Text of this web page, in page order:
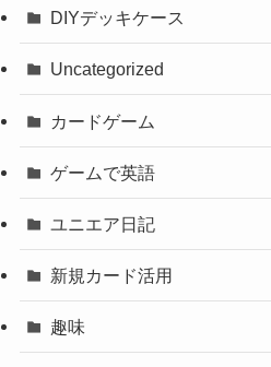
DIYデッキケース
Uncategorized
カードゲーム
ゲームで英語
ユニエア日記
新規カード活用
趣味